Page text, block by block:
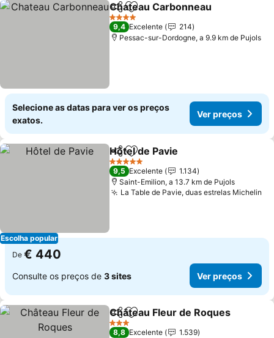
PartilharAdicionar aos favoritos
Chateau Carbonneau
4 Estrelas
9,4 Excelente
214
Pessac-sur-Dordogne, a 9.9 km de Pujols
Selecione as datas para ver os preços
exatos.
Ver preços
Escolha popular
PartilharAdicionar aos favoritos
Hôtel de Pavie
5 Estrelas
9,5 Excelente
1.134
Saint-Emilion, a 13.7 km de Pujols
La Table de Pavie, duas estrelas Michelin
De € 440
Consulte os preços de 3 sites Ver preços
PartilharAdicionar aos favoritos
Château Fleur de Roques
3 Estrelas
8,8 Excelente
1.539